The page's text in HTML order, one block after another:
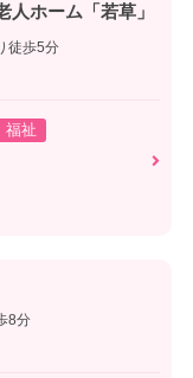
人ホーム「若草」
徒歩5分
福祉
8分